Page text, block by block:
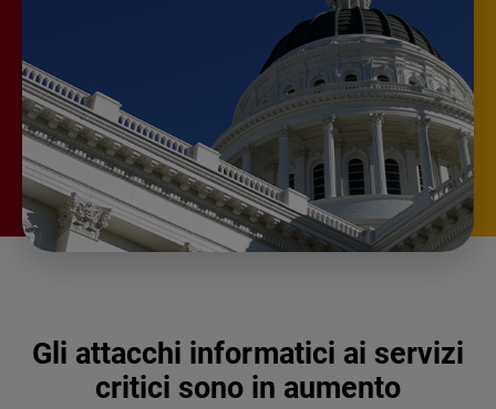
Gli attacchi informatici ai servizi
critici sono in aumento